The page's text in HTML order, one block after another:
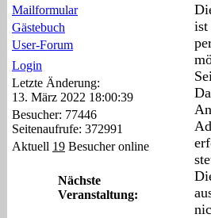
Mailformular
Gästebuch
User-Forum
Login
Letzte Änderung:
13. März 2022 18:00:39
Besucher: 77446
Seitenaufrufe: 372991
Aktuell 19 Besucher online
Nächste
Veranstaltung:
ist